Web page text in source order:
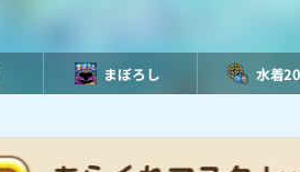
まぼろし 水着